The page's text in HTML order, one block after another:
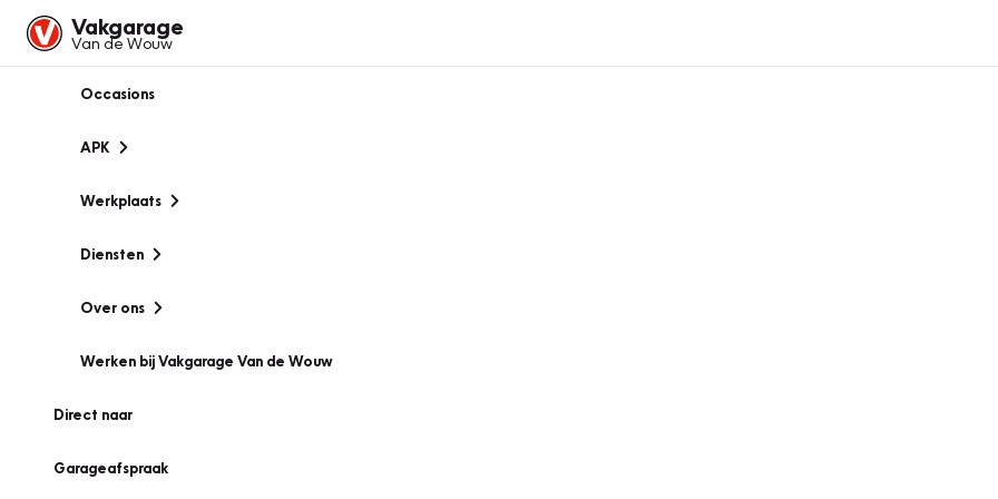
Vakgarage
Van de Wouw
Occasions
APK
Werkplaats
Diensten
Over ons
Werken bij Vakgarage Van de Wouw
Direct naar
Garageafspraak